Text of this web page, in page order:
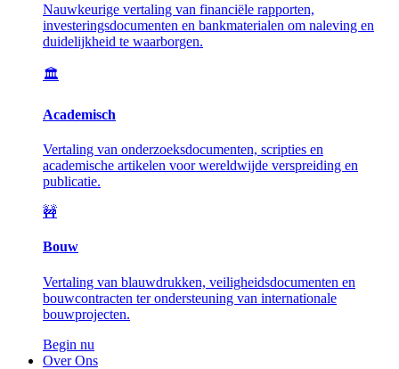
Nauwkeurige vertaling van financiële rapporten,
investeringsdocumenten en bankmaterialen om naleving en
duidelijkheid te waarborgen.
🏛️
Academisch
Vertaling van onderzoeksdocumenten, scripties en
academische artikelen voor wereldwijde verspreiding en
publicatie.
🚧
Bouw
Vertaling van blauwdrukken, veiligheidsdocumenten en
bouwcontracten ter ondersteuning van internationale
bouwprojecten.
Begin nu
Over Ons